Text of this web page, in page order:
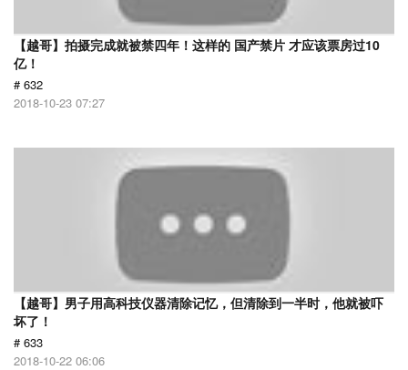
【越哥】拍摄完成就被禁四年！这样的 国产禁片 才应该票房过10
亿！
# 632
2018-10-23 07:27
【越哥】男子用高科技仪器清除记忆，但清除到一半时，他就被吓
坏了！
# 633
2018-10-22 06:06